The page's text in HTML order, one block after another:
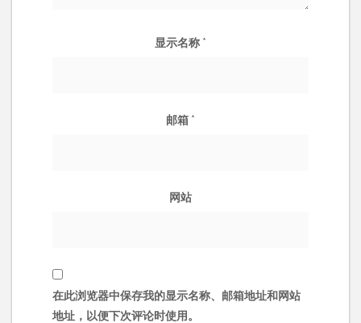
显示名称 *
邮箱 *
网站
在此浏览器中保存我的显示名称、邮箱地址和网站
地址，以便下次评论时使用。